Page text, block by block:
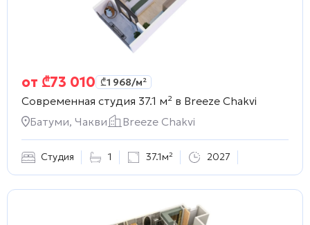
от ₾73 010 ₾1 968/м²
Современная студия 37.1 м² в Breeze Chakvi
Батуми, Чакви
Breeze Chakvi
Студия 1 37.1м² 2027